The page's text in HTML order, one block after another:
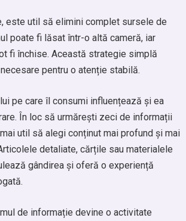
este util să elimini complet sursele de
poate fi lăsat într-o altă cameră, iar
fi închise. Această strategie simplă
pentru o atenție stabilă.
pe care îl consumi influențează și ea
În loc să urmărești zeci de informații
util să alegi conținut mai profund și mai
detaliate, cărțile sau materialele
gândirea și oferă o experiență
de informație devine o activitate